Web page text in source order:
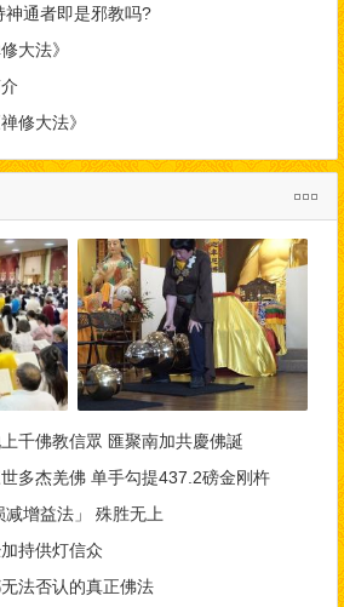
神通者即是邪教吗?
大法》
修大法》
千佛教信眾 匯聚南加共慶佛誕
多杰羌佛 单手勾提437.2磅金刚杵
增益法」 殊胜无上
持供灯信众
法否认的真正佛法